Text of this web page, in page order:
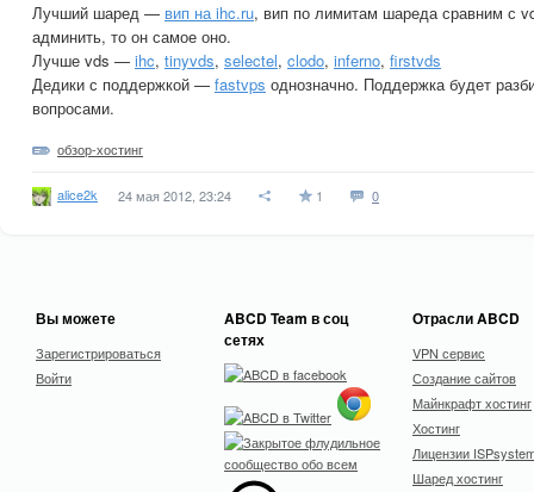
Лучший шаред — вип на ihc.ru, вип по лимитам шареда сравним с
админить, то он самое оно.
Лучше vds — ihc, tinyvds, selectel, clodo, inferno, firstvds
Дедики с поддержкой — fastvps однозначно. Поддержка будет
вопросами.
обзор-хостинг
alice2k 24 мая 2012, 23:24 1 0
Вы можете
Зарегистрироваться
Войти
ABCD Team в соц
сетях
Отрасли ABCD
VPN сервис
Создание сайтов
Майнкрафт хостинг
Хостинг
Лицензии
Шаред хостинг